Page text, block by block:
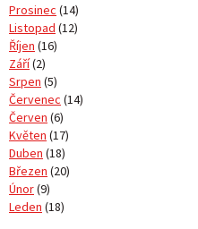
Prosinec (14)
Listopad (12)
Říjen (16)
Září(2)
Srpen (5)
Červenec (14)
Červen (6)
Květen (17)
Duben (18)
Březen (20)
Únor(9)
Leden (18)